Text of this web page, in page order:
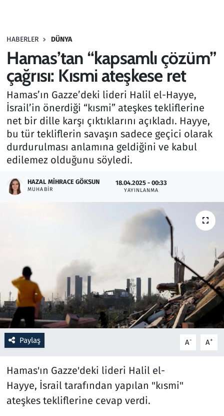
HABERLER DÜNYA
Hamas’tan “kapsamlı çözüm”
çağrısı: Kısmi ateşkese ret
Hamas’ın Gazze’deki lideri Halil el-Hayye,
İsrail’in önerdiği “kısmi” ateşkes tekliflerine
net bir dille karşı çıktıklarını açıkladı. Hayye,
bu tür tekliflerin savaşın sadece geçici olarak
durdurulması anlamına geldiğini ve kabul
edilemez olduğunu söyledi.
HAZAL MIHRACE GÖKSUN
MUHABIR
18.04.2025 - 00:33
YAYINLANMA
Paylaş A- A+
Hamas'ın Gazze'deki lideri Halil el-
Hayye, İsrail tarafından yapılan "kısmi"
ateşkes tekliflerine cevap verdi.
Haber
Kültür Sanat
Kurumsal Haberler
Lezzet Durağı
Memur ve Kamu
Rüya Tabirleri
Sağlık
Savunma Sanayi
Seçim 2023
Spor
Teknoloji ve Bilim